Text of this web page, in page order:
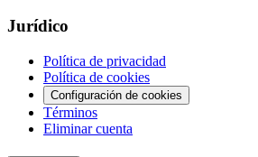
Jurídico
Política de privacidad
Política de cookies
Configuración de cookies
Términos
Eliminar cuenta